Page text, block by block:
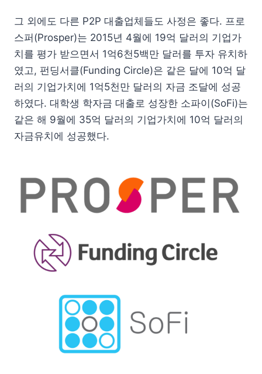
그 외에도 다른 P2P 대출업체들도 사정은 좋다. 프로
스퍼(Prosper)는 2015년 4월에 19억 달러의 기업가
치를 평가 받으면서 1억6천5백만 달러를 투자 유치하
였고, 펀딩서클(Funding Circle)은 같은 달에 10억 달
러의 기업가치에 1억5천만 달러의 자금 조달에 성공
하였다. 대학생 학자금 대출로 성장한 소파이(SoFi)는
같은 해 9월에 35억 달러의 기업가치에 10억 달러의
자금유치에 성공했다.